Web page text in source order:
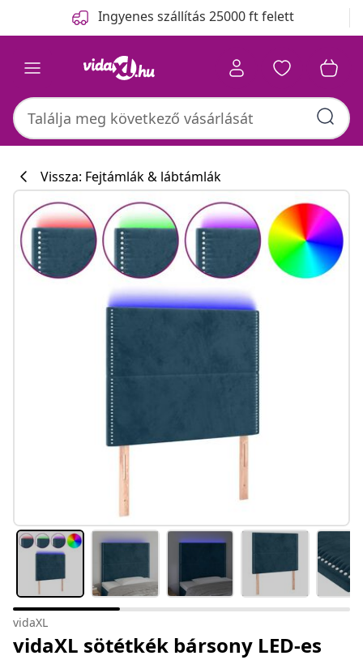
Ingyenes szállítás 25000 ft felett
Vissza: Fejtámlák & lábtámlák
vidaXL
vidaXL sötétkék bársony LED-es